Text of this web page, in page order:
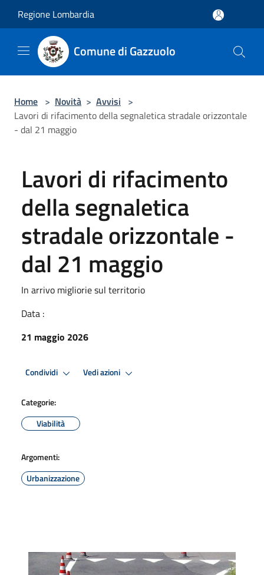
Regione Lombardia
Comune di Gazzuolo
Home > Novità > Avvisi >
Lavori di rifacimento della segnaletica stradale orizzontale
- dal 21 maggio
Lavori di rifacimento
della segnaletica
stradale orizzontale -
dal 21 maggio
In arrivo migliorie sul territorio
Data :
21 maggio 2026
Condividi Vedi azioni
Categorie:
Viabilità
Argomenti:
Urbanizzazione